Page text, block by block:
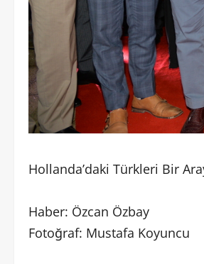
Hollanda’daki Türkleri Bir
Haber: Özcan Özbay
Fotoğraf: Mustafa Koyuncu